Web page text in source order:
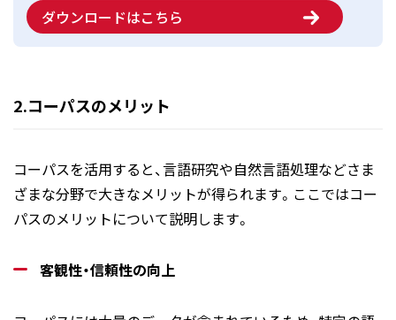
ダウンロードはこちら
2.コーパスのメリット
コーパスを活用すると、言語研究や自然言語処理などさま
ざまな分野で大きなメリットが得られます。ここではコー
パスのメリットについて説明します。
客観性・信頼性の向上